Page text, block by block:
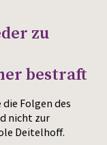
zu
bestraft
Folgen des
nicht zur
Deitelhoff.